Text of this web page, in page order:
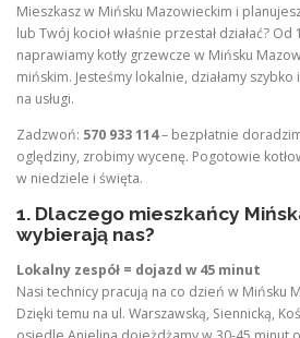
Mieszkasz w Mińsku Mazowieckim i
lub Twój kocioł właśnie przestał działać?
naprawiamy kotły grzewcze w Mińsku
mińskim. Jesteśmy lokalnie, działamy
na usługi.
Zadzwoń: 570 933 114– bezpłatnie
oględziny, zrobimy wycenę. Pogotowie
w niedziele i święta.
1. Dlaczego mieszkańcy
wybierają nas?
Lokalny zespół = dojazd w 45 minut
Nasi technicy pracują na co dzień w Mińsku
Dzięki temu na ul. Warszawską, Siennicką,